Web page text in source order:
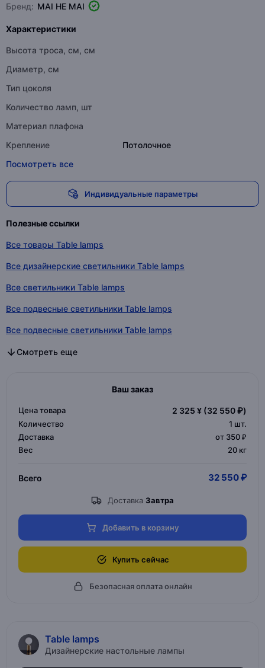
Бренд: MAI HE MAI
Характеристики
Высота троса, см, см
Диаметр, см
Тип цоколя
Количество ламп, шт
Материал плафона
Крепление
Потолочное
Посмотреть все
Индивидуальные параметры
Полезные ссылки
Все товары Table lamps
Все дизайнерские светильники Table lamps
Все светильники Table lamps
Все подвесные светильники Table lamps
Все подвесные светильники Table lamps
Все дизайнерские светильники в категории
Все светильники в категории
Все подвесные светильники в категории
Все подвесные светильники в категории
Смотреть еще
Ваш заказ
Цена товара 2 325 ¥ (32 550 ₽)
Количество 1 шт.
Доставка
от 350 ₽
Вес
20 кг
Всего 32 550 ₽
Доставка Завтра
Добавить в корзину
Купить сейчас
Безопасная оплата онлайн
Table lamps
Дизайнерские настольные лампы